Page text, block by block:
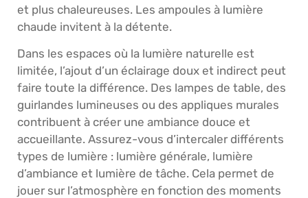
et plus chaleureuses. Les ampoules à lumière
chaude invitent à la détente.
Dans les espaces où la lumière naturelle est
limitée, l’ajout d’un éclairage doux et indirect peut
faire toute la différence. Des lampes de table, des
guirlandes lumineuses ou des appliques murales
contribuent à créer une ambiance douce et
accueillante. Assurez-vous d’intercaler différents
types de lumière : lumière générale, lumière
d’ambiance et lumière de tâche. Cela permet de
jouer sur l’atmosphère en fonction des moments